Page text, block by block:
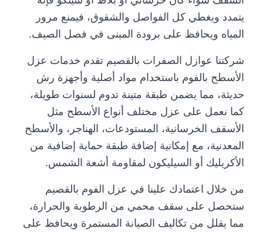
يتمدد ويغطي كل الفواصل والشقوق، فيمنع مرور
المياه ويحافظ على برودة المبنى في فصل الصيف.
شركتنا عوازل الصفرات بالقصيم تقدم خدمات عزل
الأسطح بالفوم باستخدام مواد أصلية وأجهزة رش
حديثة، مما يضمن طبقة متينة تدوم لسنوات طويلة،
كما نعمل على عزل مختلف أنواع الأسطح مثل
الأسقف الخرسانية، المستودعات، الهناجر، والأسطح
المعدنية، مع إمكانية إضافة طبقة حماية إضافية من
الأكريليك أو السيليكون لمقاومة أشعة الشمس.
من خلال اعتمادك علينا في عزل الفوم بالقصيم
ستحصل على سقف محمي من الرطوبة والحرارة،
مما يقلل من تكاليف الصيانة المستمرة ويحافظ على